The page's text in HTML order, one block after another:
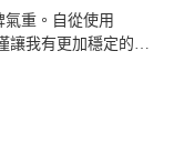
氣重。自從使用
讓我有更加穩定的身
。搭配【m2美度】